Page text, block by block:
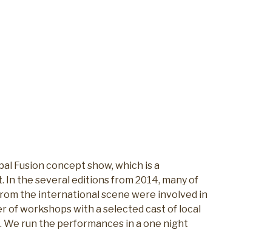
Fusion concept show, which is a
the several editions from 2014, many of
the international scene were involved in
of workshops with a selected cast of local
run the performances in a one night